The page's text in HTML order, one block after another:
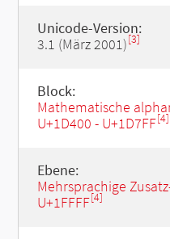
Unicode-Version:
3.1 (März 2001)[3]
Block:
Mathematische
U+1D400 - U+1D7FF[4]
Ebene:
Mehrsprachige
U+1FFFF[4]